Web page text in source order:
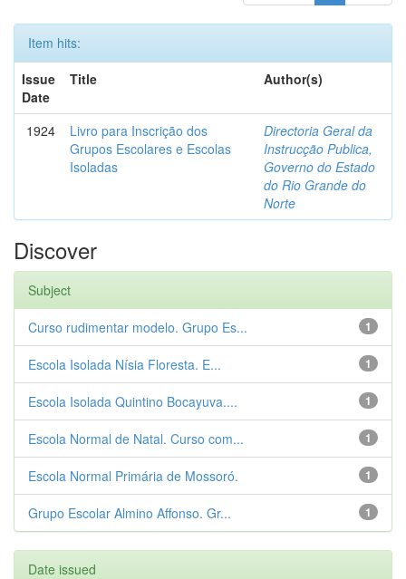
Item hits:
Issue
Date
Title Author(s)
1924
Livro para Inscrição dos
Grupos Escolares e Escolas
Isoladas
Directoria Geral da
Instrucção Publica,
Governo do Estado
do Rio Grande do
Norte
Discover
Subject
1
Curso rudimentar modelo. Grupo Es...
1
Escola Isolada Nísia Floresta. E...
1
Escola Isolada Quintino Bocayuva....
1
Escola Normal de Natal. Curso com...
1
Escola Normal Primária de Mossoró.
1
Grupo Escolar Almino Affonso. Gr...
Date issued